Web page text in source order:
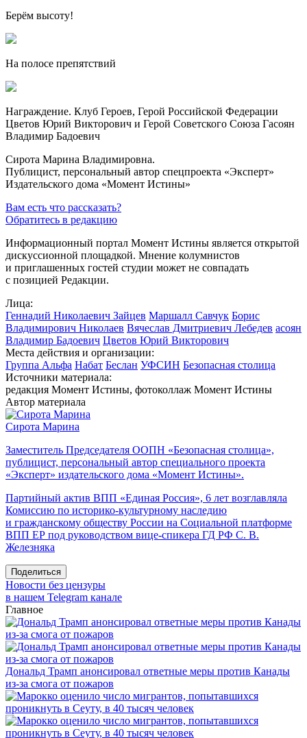
Берём высоту!
На полосе препятствий
Награждение. Клуб Героев, Герой Российской Федерации
Цветов Юрий Викторович и Герой Советского Союза Гасоян
Владимир Бадоевич
Сирота Марина Владимировна.
Публицист, персональный автор спецпроекта «Эксперт»
Издательского дома «Момент Истины»
Вам есть что рассказать?
Обратитесь в редакцию
Информационный портал Момент Истины является открытой
дискуссионной площадкой. Мнение колумнистов
и приглашенных гостей студии может не совпадать
с позицией Редакции.
Лица:
Геннадий Николаевич Зайцев Маршалл Савчук Борис
Владимирович Николаев Вячеслав Дмитриевич Лебедев асоян
Владимир Бадоевич Цветов Юрий Викторович
Места действия и организации:
Группа Альфа Набат Беслан УФСИН Безопасная столица
Источники материала:
редакция Момент Истины, фотоколлаж Момент Истины
Автор материала
Сирота Марина
Заместитель Председателя ООПН «Безопасная столица»,
публицист, персональный автор специального проекта
«Эксперт» издательского дома «Момент Истины».
Партийный актив ВПП «Единая Россия», 6 лет возглавляла
Комиссию по историко-культурному наследию
и гражданскому обществу России на Социальной платформе
ВПП ЕР под руководством вице-спикера ГД РФ С. В.
Железняка
Поделиться
Новости без цензуры
в нашем Telegram канале
Главное
Дональд Трамп анонсировал ответные меры против Канады
из-за смога от пожаров